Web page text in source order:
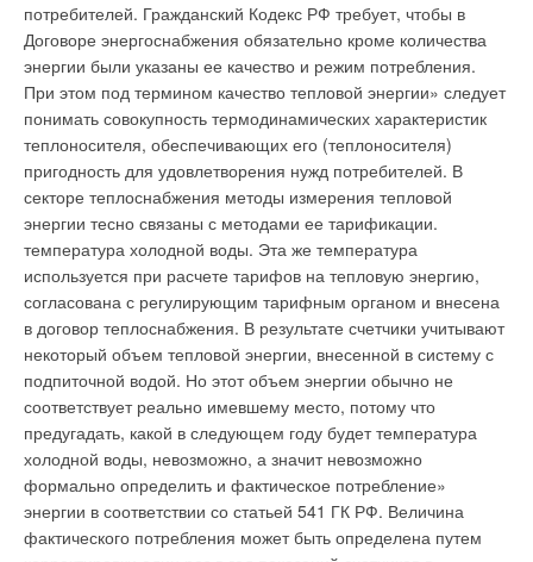
потребителей. Гражданский Кодекс РФ требует, чтобы в
Договоре энергоснабжения обязательно кроме количества
энергии были указаны ее качество и режим потребления.
При этом под термином качество тепловой энергии» следует
понимать совокупность термодинамических характеристик
теплоносителя, обеспечивающих его (теплоносителя)
пригодность для удовлетворения нужд потребителей. В
секторе теплоснабжения методы измерения тепловой
энергии тесно связаны с методами ее тарификации.
температура холодной воды. Эта же температура
используется при расчете тарифов на тепловую энергию,
согласована с регулирующим тарифным органом и внесена
в договор теплоснабжения. В результате счетчики учитывают
некоторый объем тепловой энергии, внесенной в систему с
подпиточной водой. Но этот объем энергии обычно не
соответствует реально имевшему место, потому что
предугадать, какой в следующем году будет температура
холодной воды, невозможно, а значит невозможно
формально определить и фактическое потребление»
энергии в соответствии со статьей 541 ГК РФ. Величина
фактического потребления может быть определена путем